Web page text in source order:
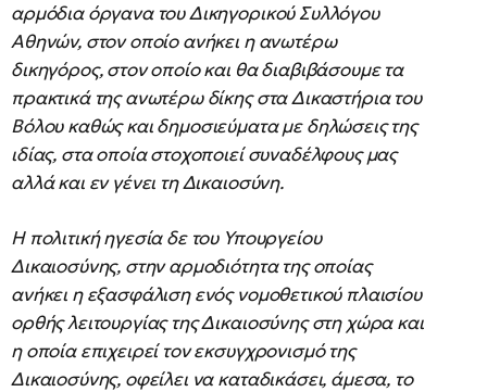
αρμόδια όργανα του Δικηγορικού Συλλόγου
Αθηνών, στον οποίο ανήκει η ανωτέρω
δικηγόρος, στον οποίο και θα διαβιβάσουμε τα
πρακτικά της ανωτέρω δίκης στα Δικαστήρια του
Βόλου καθώς και δημοσιεύματα με δηλώσεις της
ιδίας, στα οποία στοχοποιεί συναδέλφους μας
αλλά και εν γένει τη Δικαιοσύνη.
Η πολιτική ηγεσία δε του Υπουργείου
Δικαιοσύνης, στην αρμοδιότητα της οποίας
ανήκει η εξασφάλιση ενός νομοθετικού πλαισίου
ορθής λειτουργίας της Δικαιοσύνης στη χώρα και
η οποία επιχειρεί τον εκσυγχρονισμό της
Δικαιοσύνης, οφείλει να καταδικάσει, άμεσα, το